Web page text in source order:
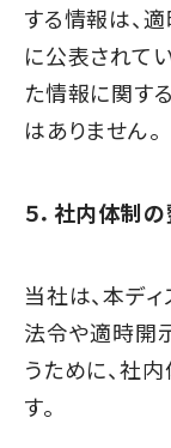
する情報は、
に公表されて
た情報に関す
はありません。
５．社内体制
当社は、本デ
法令や適時開
うために、社
す。